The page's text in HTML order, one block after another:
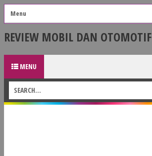
REVIEW MOBIL DAN OTOMOTIF
MENU